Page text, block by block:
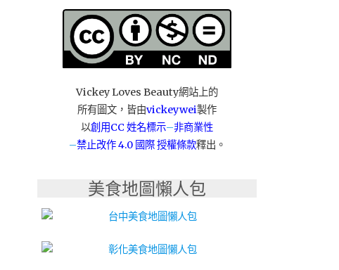
Vickey Loves Beauty網站上的
所有圖文，皆由vickeywei製作
以創用CC 姓名標示–非商業性
–禁止改作4.0 國際 授權條款釋出。
美食地圖懶人包